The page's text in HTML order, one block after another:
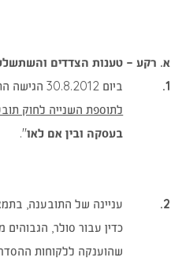
א. רקע – טענות הצדדים
1.
ביום 30.8.2012 הגישה התובעת, באמצעות בא הכוח המייצג, תביעה ובקשה לאישורה כתובענה ייצוגית נגד הנתבעת (להלן: "בקשת האישור"), לפי
לתוספת השנייה לחוק
בעסקה ובין אם לאו".
2.
עניינה של התובענה,
כדין עבור סולר,
שהוענקה ללקוחות